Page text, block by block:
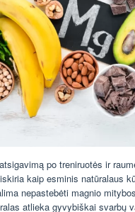
po treniruotės ir
kaip esminis natūralaus
nepastebėti magnio
atlieka gyvybiškai svarbų